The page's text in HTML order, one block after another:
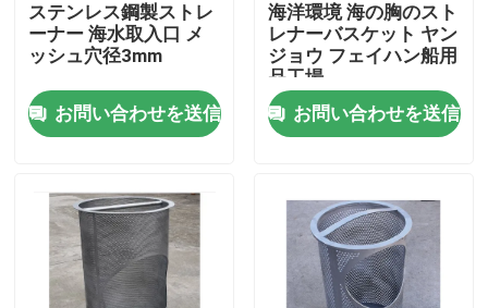
製品
企業情報
ステンレス鋼製ストレ
ーナー 海水取入口 メ
ッシュ穴径3mm
お問い合わせを送信
海洋環境 海の胸のスト
レナーバスケット ヤン
ジョウ フェイハン船用
品工場
お問い合わせを送信